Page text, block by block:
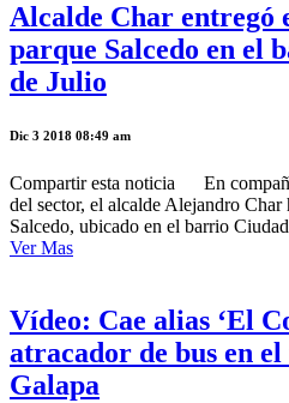
Alcalde Char entregó
parque Salcedo en el
de Julio
Dic 3 2018 08:49 am
Compartir esta noticia En
del sector, el alcalde Alejandro
Salcedo, ubicado en el barrio
Ver Mas
Vídeo: Cae alias ‘El
atracador de bus en
Galapa